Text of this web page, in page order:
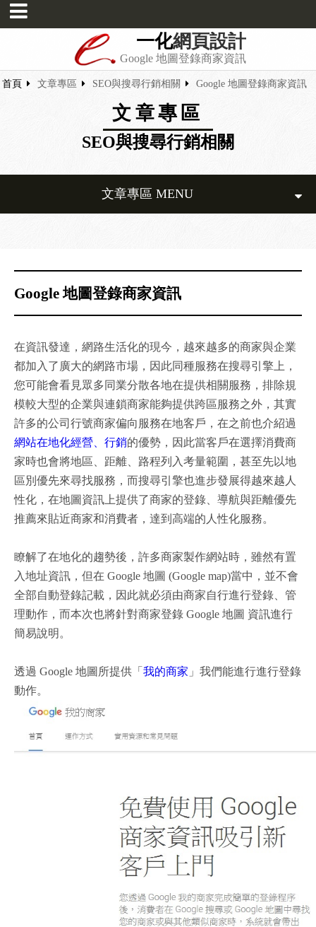
一化網頁設計
Google 地圖登錄商家資訊
首頁 文章專區 SEO與搜尋行銷相關 Google 地圖登錄商家資訊
文章專區
SEO與搜尋行銷相關
文章專區 MENU
Google 地圖登錄商家資訊
在資訊發達，網路生活化的現今，越來越多的商家與企業
都加入了廣大的網路市場，因此同種服務在搜尋引擎上，
您可能會看見眾多同業分散各地在提供相關服務，排除規
模較大型的企業與連鎖商家能夠提供跨區服務之外，其實
許多的公司行號商家偏向服務在地客戶，在之前也介紹過
網站在地化經營、行銷的優勢，因此當客戶在選擇消費商
家時也會將地區、距離、路程列入考量範圍，甚至先以地
區別優先來尋找服務，而搜尋引擎也進步發展得越來越人
性化，在地圖資訊上提供了商家的登錄、導航與距離優先
推薦來貼近商家和消費者，達到高端的人性化服務。
瞭解了在地化的趨勢後，許多商家製作網站時，雖然有置
入地址資訊，但在 Google 地圖 (Google map)當中，並不會
全部自動登錄記載，因此就必須由商家自行進行登錄、管
理動作，而本次也將針對商家登錄 Google 地圖 資訊進行
簡易說明。
透過 Google 地圖所提供「 我的商家 」我們能進行進行登錄
動作。